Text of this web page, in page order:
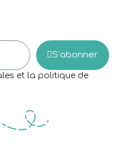
S’abonner
et la politique de